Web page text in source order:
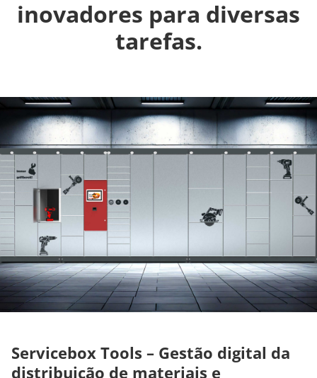
inovadores para diversas
tarefas.
Servicebox Tools – Gestão digital da
distribuição de materiais e